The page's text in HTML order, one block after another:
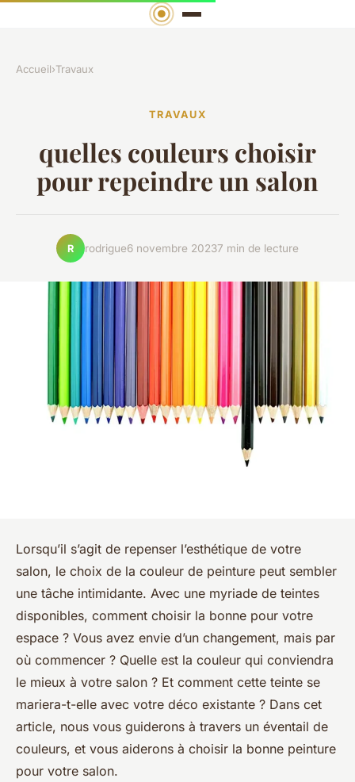
Accueil›Travaux
TRAVAUX
quelles couleurs choisir
pour repeindre un salon
R rodrigue6 novembre 20237 min de lecture
Lorsqu’il s’agit de repenser l’esthétique de votre
salon, le choix de la couleur de peinture peut sembler
une tâche intimidante. Avec une myriade de teintes
disponibles, comment choisir la bonne pour votre
espace ? Vous avez envie d’un changement, mais par
où commencer ? Quelle est la couleur qui conviendra
le mieux à votre salon ? Et comment cette teinte se
mariera-t-elle avec votre déco existante ? Dans cet
article, nous vous guiderons à travers un éventail de
couleurs, et vous aiderons à choisir la bonne peinture
pour votre salon.